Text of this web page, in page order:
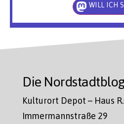
WILL ICH
Die
Kulturort Depot – Haus
Immermannstraße 29